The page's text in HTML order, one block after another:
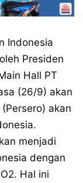
Indonesia
Presiden
Hall PT
(26/9) akan
akan
menjadi
dengan
Hal ini